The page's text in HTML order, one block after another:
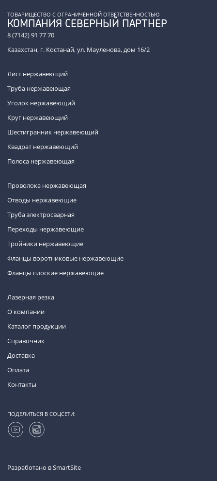
ТОВАРИЩЕСТВО С ОГРАНИЧЕННОЙ ОТВЕТСТВЕННОСТЬЮ
КОМПАНИЯ СЕВЕРНЫЙ ПАРТНЕР
8 (7142) 91 77 70
Казахстан, г. Костанай, ул. Мауленова, дом 16/2
Лист нержавеющий
Труба нержавеющая
Уголок нержавеющий
Круг нержавеющий
Шестигранник нержавеющий
Квадрат нержавеющий
Полоса нержавеющая
Проволока нержавеющая
Отводы нержавеющие
Труба электросварная
Переходы нержавеющие
Тройники нержавеющие
Фланцы воротниковые нержавеющие
Фланцы плоские нержавеющие
Лазерная резка
О компании
Каталог продукции
Справочник
Доставка
Оплата
Контакты
ПОДЕЛИТЬСЯ В СОЦСЕТИ:
Разработано вSmartSite